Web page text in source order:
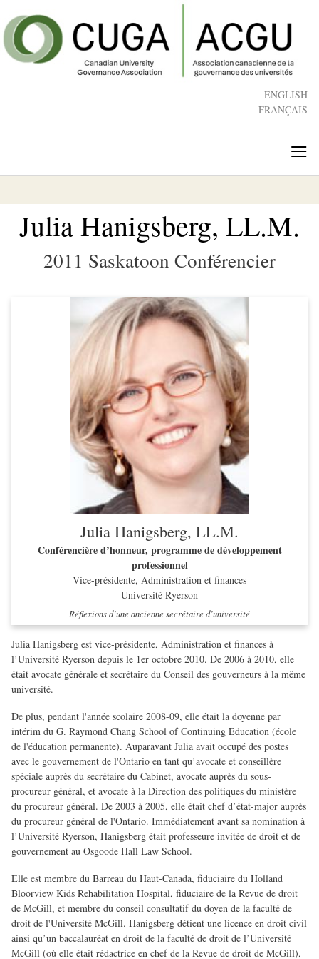
to
main
content
ENGLISH
FRANÇAIS
≡
Julia Hanigsberg, LL.M.
2011 Saskatoon Conférencier
Julia Hanigsberg, LL.M.
Conférencière d’honneur, programme de développement
professionnel
Vice-présidente, Administration et finances
Université Ryerson
Réflexions d’une ancienne secrétaire d’université
Julia Hanigsberg est vice-présidente, Administration et finances à
l’Université Ryerson depuis le 1er octobre 2010. De 2006 à 2010, elle
était avocate générale et secrétaire du Conseil des gouverneurs à la même
université.
De plus, pendant l'année scolaire 2008-09, elle était la doyenne par
intérim du G. Raymond Chang School of Continuing Education (école
de l'éducation permanente). Auparavant Julia avait occupé des postes
avec le gouvernement de l'Ontario en tant qu’avocate et conseillère
spéciale auprès du secrétaire du Cabinet, avocate auprès du sous-
procureur général, et avocate à la Direction des politiques du ministère
du procureur général. De 2003 à 2005, elle était chef d’état-major auprès
du procureur général de l'Ontario. Immédiatement avant sa nomination à
l’Université Ryerson, Hanigsberg était professeure invitée de droit et de
gouvernement au Osgoode Hall Law School.
Elle est membre du Barreau du Haut-Canada, fiduciaire du Holland
Bloorview Kids Rehabilitation Hospital, fiduciaire de la Revue de droit
de McGill, et membre du conseil consultatif du doyen de la faculté de
droit de l'Université McGill. Hanigsberg détient une licence en droit civil
ainsi qu’un baccalauréat en droit de la faculté de droit de l’Université
McGill (où elle était rédactrice en chef de la Revue de droit de McGill),